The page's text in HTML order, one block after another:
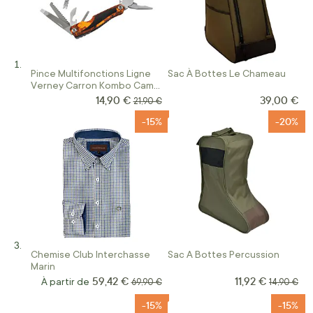
Pince Multifonctions Ligne
Verney Carron Kombo Camo
Prix Spécial
14,90 € Prix normal
21,90 €
Sac À Bottes Le Chameau
39,00 €
Chemise Club Interchasse
Marin
-15%
À partir de 59,42 € Prix normal
69,90 €
Sac A Bottes Percussion
-20%
Prix Spécial
11,92 € Prix
14,90 €
-15% -15%